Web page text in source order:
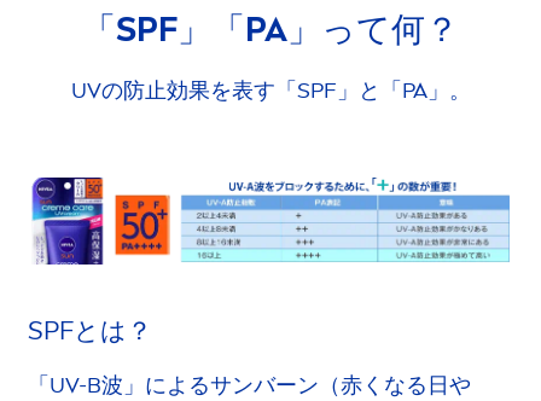
「SPF」「PA」って何？
UVの防止効果を表す「SPF」と「PA」。
SPFとは？
「UV-B波」によるサンバーン（赤くなる日や